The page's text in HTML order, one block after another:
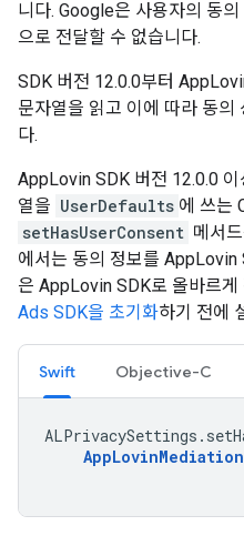
니다. Google은 사용자의 동
으로 전달할 수 없습니다.
SDK 버전 12.0.0부터
문자열을 읽고 이에 따라 동의
다.
AppLovin SDK 버전 12.0.0
열을 UserDefaults 에 쓰는
setHasUserConsent 메서
에서는 동의 정보를 AppLovin
은 AppLovin SDK로 올바르게
Ads SDK을 초기화하기 전에
Swift Objective-C
ALPrivacySettings .